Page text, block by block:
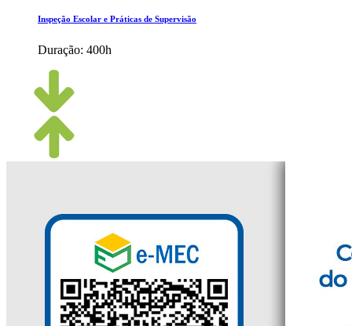
Inspeção Escolar e Práticas de Supervisão
Duração: 400h